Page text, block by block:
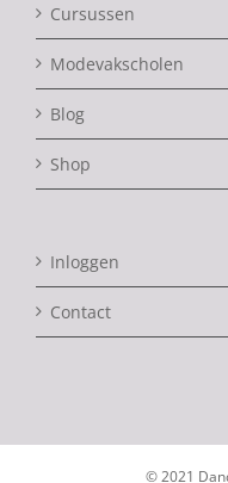
Cursussen
Modevakscholen
Blog
Shop
Inloggen
Contact
© 2021